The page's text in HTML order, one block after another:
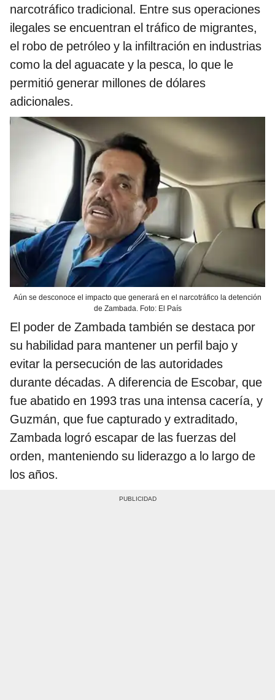
narcotráfico tradicional. Entre sus operaciones
ilegales se encuentran el tráfico de migrantes,
el robo de petróleo y la infiltración en industrias
como la del aguacate y la pesca, lo que le
permitió generar millones de dólares
adicionales.
Aún se desconoce el impacto que generará en el narcotráfico la detención
de Zambada. Foto: El País
El poder de Zambada también se destaca por
su habilidad para mantener un perfil bajo y
evitar la persecución de las autoridades
durante décadas. A diferencia de Escobar, que
fue abatido en 1993 tras una intensa cacería, y
Guzmán, que fue capturado y extraditado,
Zambada logró escapar de las fuerzas del
orden, manteniendo su liderazgo a lo largo de
los años.